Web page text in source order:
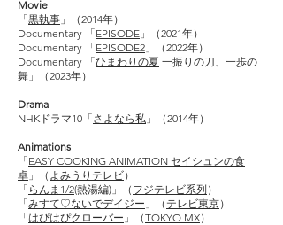
Movie
「黒執事 」（2014年）
Documentary 「EPISODE 」（2021年）
Documentary 「EPISODE2 」（2022年）
Documentary 「ひまわりの夏 一振りの刀、一歩の
舞」（2023年）
Drama
NHKドラマ10「さよなら私 」（2014年）
Animations
「EASY COOKING ANIMATION セイシュンの食
卓 」（ よみうりテレビ）
「 らんま1/2(熱湯編)」（ フジテレビ系列 ）
「みすて♡ないでデイジー 」（ テレビ東京）
「はぴはぴクローバー 」（TOKYO MX）